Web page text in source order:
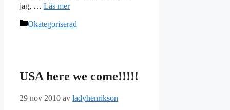
jag, … Läs mer
Kategorier
Okategoriserad
USA here we come!!!!!
29 nov 2010 av ladyhenrikson